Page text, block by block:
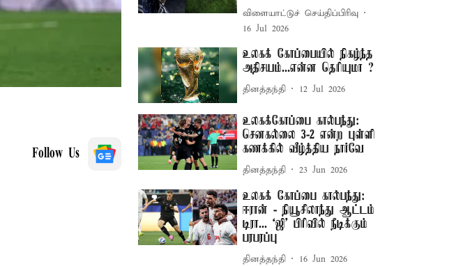
Follow Us
விளையாட்டுச் செய்திப்பிரிவு
16 Jul 2026
உலகக் கோப்பையில் நிகழ்ந்த
அதிசயம்...என்ன தெரியுமா ?
தினத்தந்தி 12 Jul 2026
உலகக்கோப்பை கால்பந்து:
செனகல்லை 3-2 என்ற புள்ளி
கணக்கில் வீழ்த்திய நார்வே
தினத்தந்தி 23 Jun 2026
உலகக் கோப்பை கால்பந்து:
ஈரான் - நியூசிலாந்து ஆட்டம்
டிரா... ‘ஜி’ பிரிவில் நீடிக்கும்
பரபரப்பு
தினத்தந்தி 16 Jun 2026